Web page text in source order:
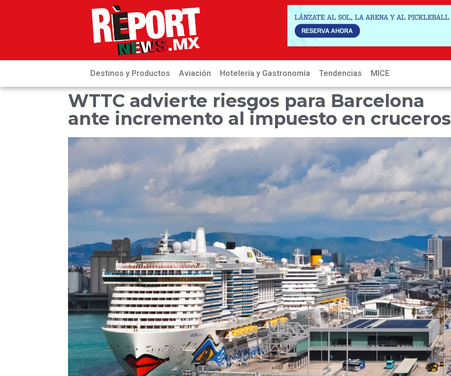
Destinos y Productos Aviación Hotelería y Gastronomía Tendencias MICE
WTTC advierte riesgos para Barcelona
ante incremento al impuesto en cruceros